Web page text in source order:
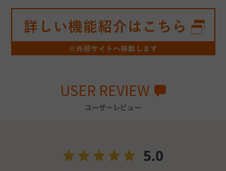
USER REVIEW
ユーザーレビュー
5.0